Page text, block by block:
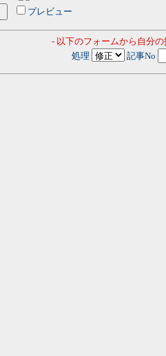
プレビュー
- 以下のフォームから自分
処理
記事No